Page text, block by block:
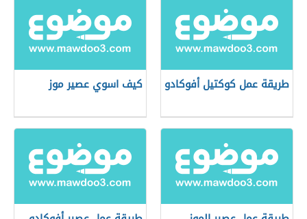
طريقة عمل كوكتيل أفوكادو كيف اسوي عصير موز